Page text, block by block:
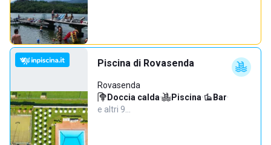
Piscina di Rovasenda
Rovasenda
Doccia calda· Piscina· Bar·
e altri 9…